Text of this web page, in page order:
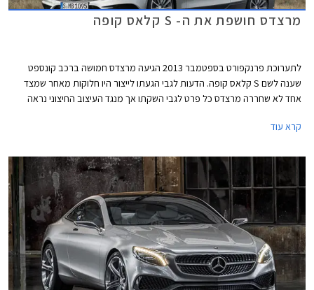
מרצדס חושפת את ה- S קלאס קופה
לתערוכת פרנקפורט בספטמבר 2013 הגיעה מרצדס חמושה ברכב קונספט
שענה לשם S קלאס קופה. הדעות לגבי הגעתו לייצור היו חלוקות מאחר שמצד
אחד לא שחררה מרצדס כל פרט לגבי השקתו אך מנגד העיצוב החיצוני נראה
של קופה גדולה שנשאה את תג הכוכב המשולש.
קרא עוד